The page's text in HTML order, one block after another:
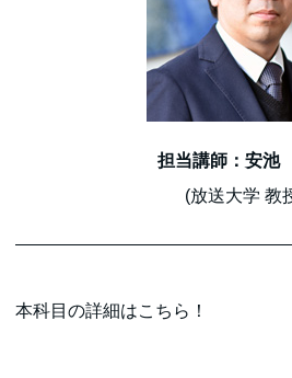
担当講師：安
(放送大学 教
本科目の詳細はこちら！